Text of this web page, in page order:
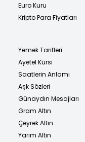
Euro Kuru
Kripto Para Fiyatları
Yemek Tarifleri
Ayetel Kürsi
Saatlerin Anlamı
Aşk Sözleri
Günaydın Mesajları
Gram Altın
Çeyrek Altın
Yarım Altın